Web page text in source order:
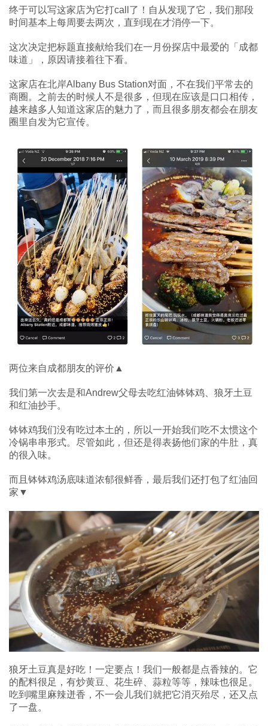
终于可以写这家店为它打call了！自从发现了它，我们那段
时间基本上每周要去两次，直到现在才消停一下。
这次决定把标题直接献给我们在一月份探店中最爱的「成都
味道」，原因请接着往下看。
这家店在北岸Albany Bus Station对面，不在我们平常去的
商圈。之前去的时候人不是很多，但现在应该是口口相传，
越来越多人知道这家店的魅力了，而且很多朋友都会在朋友
圈里自发为它宣传。
两位来自成都朋友的评价▲
我们第一次去是和Andrew父母去吃红油钵钵鸡、狼牙土豆
和红油抄手。
钵钵鸡我们没有吃过本土的，所以一开始我们吃不太惯这个
冷锅串串形式。尽管如此，但还是得表扬他们家的牛肚，真
的很入味。
而且钵钵鸡汤底味道浓郁很鲜香，最后我们还打包了红油回
家▼
狼牙土豆真是好吃！一定要点！我们一般都是点香辣的。它
的配料很足，有炒黄豆、花生碎、蒜粒等等，辣味也很足。
吃到嘴里麻辣迸香，不一会儿我们就把它消灭殆尽，还又点
了一盘。